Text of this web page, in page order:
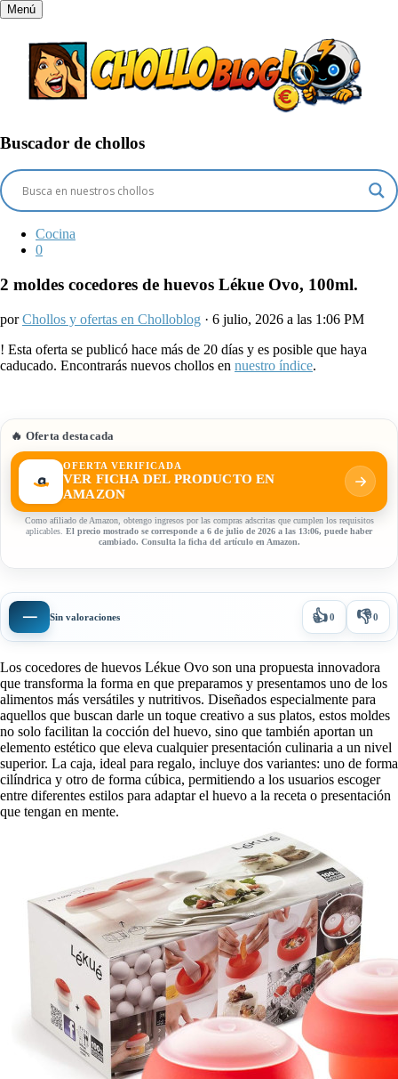
Menú
Buscador de chollos
Cocina
0
2 moldes cocedores de huevos Lékue Ovo, 100ml.
porChollos y ofertas en Cholloblog · 6 julio, 2026 a las 1:06 PM
! Esta oferta se publicó hace más de 20 días y es posible que haya
caducado. Encontrarás nuevos chollos en nuestro índice.
🔥 Oferta destacada
OFERTA VERIFICADA
VER FICHA DEL PRODUCTO EN
AMAZON
Como afiliado de Amazon, obtengo ingresos por las compras adscritas que cumplen los requisitos
aplicables. El precio mostrado se corresponde a 6 de julio de 2026 a las 13:06, puede haber
cambiado. Consulta la ficha del artículo en Amazon.
— Sin valoraciones 👍0 👎0
Los cocedores de huevos Lékue Ovo son una propuesta innovadora
que transforma la forma en que preparamos y presentamos uno de los
alimentos más versátiles y nutritivos. Diseñados especialmente para
aquellos que buscan darle un toque creativo a sus platos, estos moldes
no solo facilitan la cocción del huevo, sino que también aportan un
elemento estético que eleva cualquier presentación culinaria a un nivel
superior. La caja, ideal para regalo, incluye dos variantes: uno de forma
cilíndrica y otro de forma cúbica, permitiendo a los usuarios escoger
entre diferentes estilos para adaptar el huevo a la receta o presentación
que tengan en mente.